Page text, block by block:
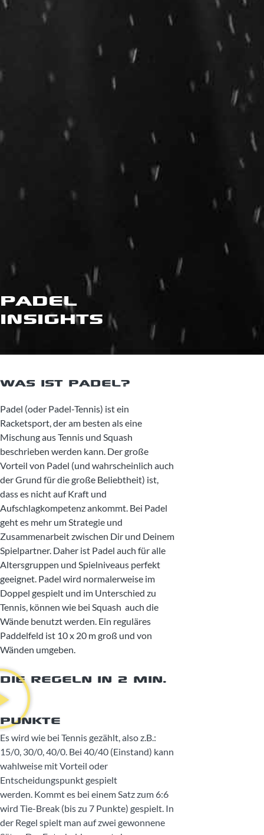
PADEL
INSIGHTS
WAS IST PADEL?
Padel (oder Padel-Tennis) ist ein
Racketsport, der am besten als eine
Mischung aus Tennis und Squash
beschrieben werden kann. Der große
Vorteil von Padel (und wahrscheinlich auch
der Grund für die große Beliebtheit) ist,
dass es nicht auf Kraft und
Aufschlagkompetenz ankommt. Bei Padel
geht es mehr um Strategie und
Zusammenarbeit zwischen Dir und Deinem
Spielpartner. Daher ist Padel auch für alle
Altersgruppen und Spielniveaus perfekt
geeignet. Padel wird normalerweise im
Doppel gespielt und im Unterschied zu
Tennis, können wie bei Squash auch die
Wände benutzt werden. Ein reguläres
Paddelfeld ist 10 x 20 m groß und von
Wänden umgeben.
DIE REGELN IN 2 min.
Punkte
Es wird wie bei Tennis gezählt, also z.B.:
15/0, 30/0, 40/0. Bei 40/40 (Einstand) kann
wahlweise mit Vorteil oder
Entscheidungspunkt gespielt
werden. Kommt es bei einem Satz zum 6:6
wird Tie-Break (bis zu 7 Punkte) gespielt. In
der Regel spielt man auf zwei gewonnene